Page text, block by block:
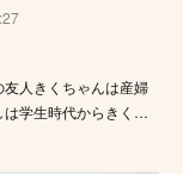
人きくちゃんは産婦
は学生時代からきく…